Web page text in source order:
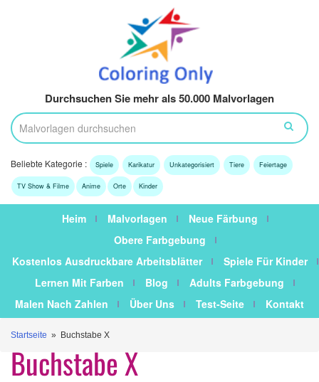
Durchsuchen Sie mehr als 50.000 Malvorlagen
Beliebte Kategorie : Spiele Karikatur Unkategorisiert Tiere Feiertage
TV Show & Filme Anime Orte Kinder
Heim Malvorlagen
Neue Färbung
Obere Farbgebung
Kostenlos Ausdruckbare Arbeitsblätter
Spiele Für Kinder
Lernen Mit Farben
Blog
Adults Farbgebung
Malen Nach Zahlen
Über Uns Test-Seite Kontakt
Startseite » Buchstabe X
Buchstabe X